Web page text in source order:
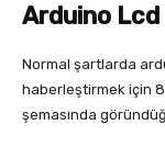
Arduino Lcd
Normal şartlarda
haberleştirmek için
şemasında